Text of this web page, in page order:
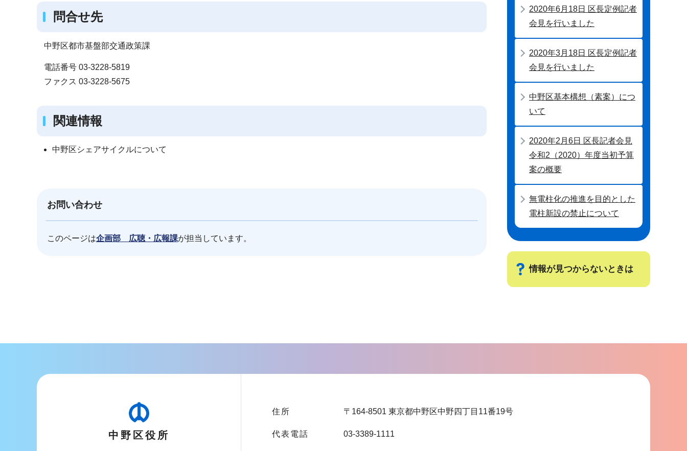
問合せ先
中野区都市基盤部交通政策課
電話番号 03-3228-5819
ファクス 03-3228-5675
関連情報
中野区シェアサイクルについて
お問い合わせ
このページは企画部 広聴・広報課が担当しています。
2020年6月18日 区長定例記者
会見を行いました
2020年3月18日 区長定例記者
会見を行いました
中野区基本構想（素案）につ
いて
2020年2月6日 区長記者会見
令和2（2020）年度当初予算
案の概要
無電柱化の推進を目的とした
電柱新設の禁止について
情報が見つからないときは
ー
中野区役所
住所 〒164-8501 東京都中野区中野四丁目11番19号
代表電話 03-3389-1111